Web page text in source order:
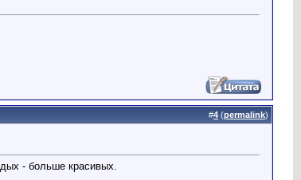
#4 (permalink)
- больше красивых.